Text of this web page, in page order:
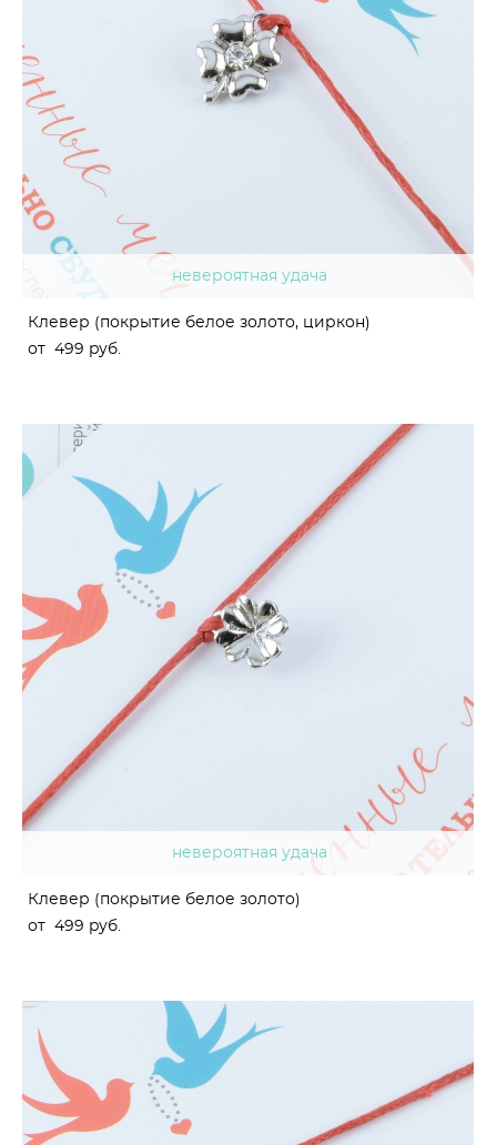
невероятная удача
Клевер (покрытие белое золото, циркон)
от 499 pуб.
невероятная удача
Клевер (покрытие белое золото)
от 499 pуб.